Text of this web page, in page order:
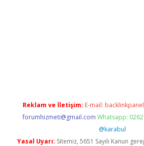
Reklam ve İletişim: E-mail:
forumhizmeti@gmail.com Whatsapp:
@karabul
Yasal Uyarı: Sitemiz, 5651 Sayılı Kanun